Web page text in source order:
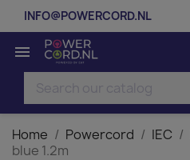
INFO@POWERCORD.NL

Home Powercord IEC
blue 1.2m